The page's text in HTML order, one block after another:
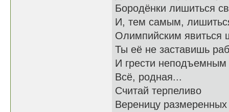
Бородёнки лишиться
И, тем самым,
Олимпийским явиться
Ты её не заставишь
И грести
Всё, родная...
Считай терпеливо
Вереницу